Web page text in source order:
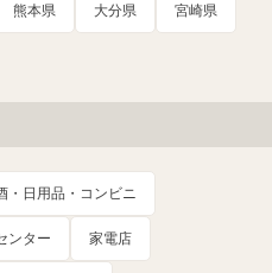
熊本県 大分県 宮崎県
・日用品・コンビニ
ンター 家電店